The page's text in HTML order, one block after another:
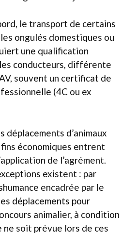
le transport de certains
ongulés domestiques ou
une qualification
conducteurs, différente
souvent un certificat de
(4C ou ex
déplacements d’animaux
économiques entrent
de l’agrément.
existent : par
encadrée par le
déplacements pour
animalier, à condition
ne soit prévue lors de ces